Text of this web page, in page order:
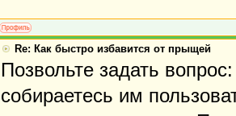
Re: Как быстро избавится от прыщей
Позвольте задать
собираетесь им